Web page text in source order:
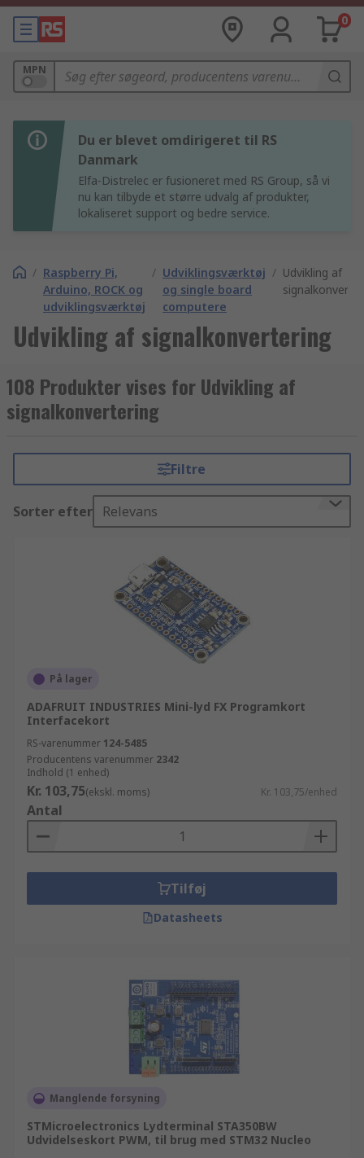
0
MPN
Du er blevet omdirigeret til RS
Danmark
Elfa-Distrelec er fusioneret med RS Group, så vi
nu kan tilbyde et større udvalg af produkter,
lokaliseret support og bedre service.
/ Raspberry Pi,
Arduino, ROCK og
udviklingsværktøj
/ Udviklingsværktøj
og single board
computere
/ Udvikling af
Udvikling af signalkonvertering
108 Produkter vises for Udvikling af
signalkonvertering
Filtre
Sorter efter Relevans
På lager
ADAFRUIT INDUSTRIES Mini-lyd FX Programkort
Interfacekort
RS-varenummer 124-5485
Producentens varenummer 2342
Indhold (1 enhed)
Kr. 103,75(ekskl. moms) Kr. 103,75/enhed
Antal
Tilføj
Datasheets
Manglende forsyning
STMicroelectronics Lydterminal STA350BW
Udvidelseskort PWM, til brug med STM32 Nucleo